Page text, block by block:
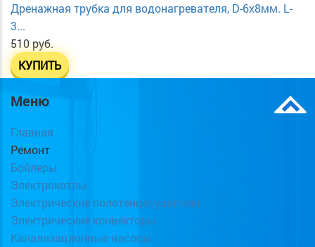
Дренажная трубка для водонагревателя, D-6х8мм. L-
3...
510 руб.
КУПИТЬ
Меню
Главная
Ремонт
Бойлеры
Электрокотлы
Электрические полотенцесушители
Электрические конвекторы
Канализационные насосы